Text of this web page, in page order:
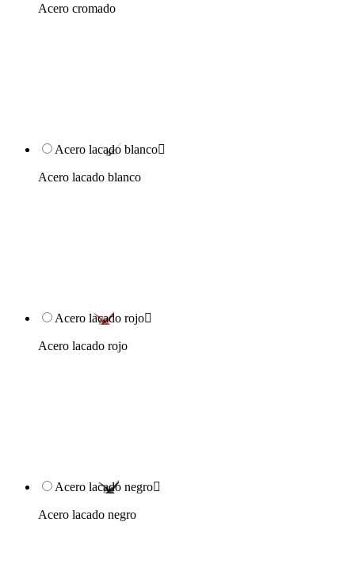
Acero cromado
Acero lacado blanco
Acero lacado blanco
Acero lacado rojo
Acero lacado rojo
Acero lacado negro
Acero lacado negro